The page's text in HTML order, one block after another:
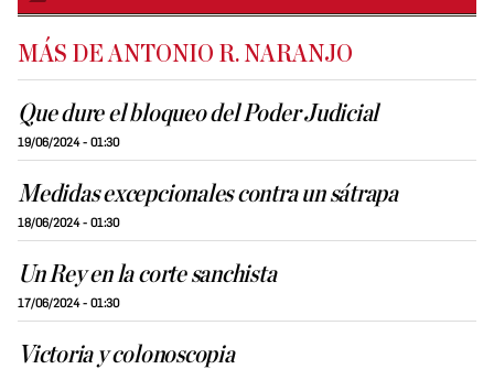
MÁS DE ANTONIO R. NARANJO
Que dure el bloqueo del Poder Judicial
19/06/2024 - 01:30
Medidas excepcionales contra un sátrapa
18/06/2024 - 01:30
Un Rey en la corte sanchista
17/06/2024 - 01:30
Victoria y colonoscopia